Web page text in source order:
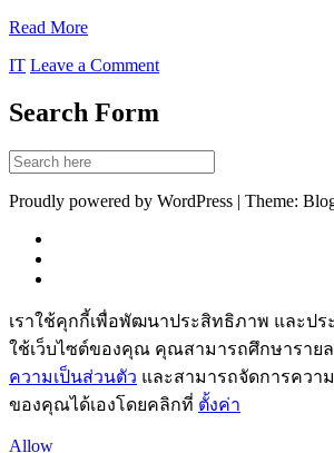
Read More
IT Leave a Comment
Search Form
Proudly powered by WordPress | Theme:
เราใช้คุกกี้เพื่อพัฒนาประสิทธิภาพ และป
ใช้เว็บไซต์ของคุณ คุณสามารถศึกษารายล
ความเป็นส่วนตัว และสามารถจัดการควา
ของคุณได้เองโดยคลิกที่ ตั้งค่า
Allow